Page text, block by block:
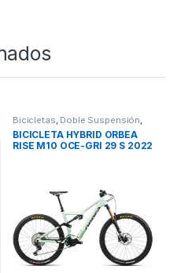
Bicicletas, Doble Suspensión,
E-Bikes,Promoción Bici,
Promociones
BICICLETA HYBRID ORBEA
RISE M10 OCE-GRI 29 S 2022